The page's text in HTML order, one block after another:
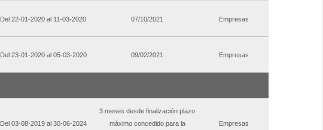
Del 22-01-2020 al 11-03-2020 07/10/2021 Empresas
Del 23-01-2020 al 05-03-2020 09/02/2021 Empresas
Del 03-08-2019 al 30-06-2024
3 meses desde finalización plazo
máximo concedido para la
Empresas